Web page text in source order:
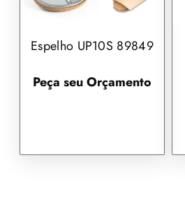
Espelho UP10S 89849
Peça seu Orçamento